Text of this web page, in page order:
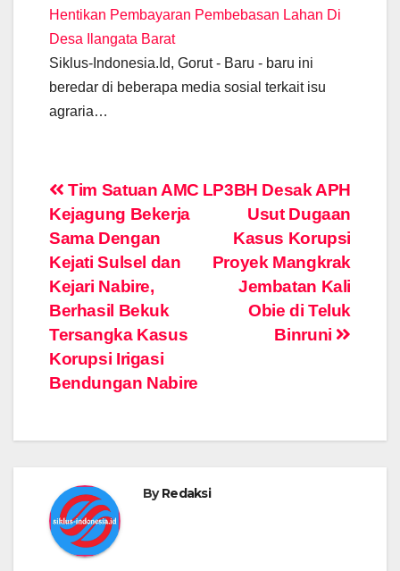
Hentikan Pembayaran Pembebasan Lahan Di
Desa Ilangata Barat
Siklus-Indonesia.Id, Gorut - Baru - baru ini
beredar di beberapa media sosial terkait isu
agraria…
Post
navigation
LP3BH Desak APH
Usut Dugaan
Kasus Korupsi
Proyek Mangkrak
Jembatan Kali
Obie di Teluk
Binruni
Tim Satuan AMC
Kejagung Bekerja
Sama Dengan
Kejati Sulsel dan
Kejari Nabire,
Berhasil Bekuk
Tersangka Kasus
Korupsi Irigasi
Bendungan Nabire
ByRedaksi